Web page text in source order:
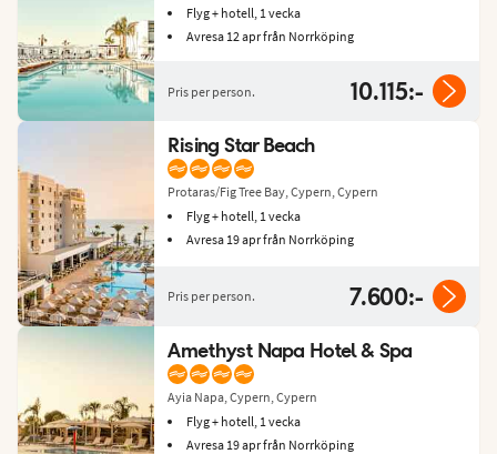
Flyg + hotell, 1 vecka
Avresa 12 apr från Norrköping
Pris per person. 10.115:-
Rising Star Beach
Protaras/Fig Tree Bay, Cypern, Cypern
Flyg + hotell, 1 vecka
Avresa 19 apr från Norrköping
Pris per person. 7.600:-
Amethyst Napa Hotel & Spa
Ayia Napa, Cypern, Cypern
Flyg + hotell, 1 vecka
Avresa 19 apr från Norrköping